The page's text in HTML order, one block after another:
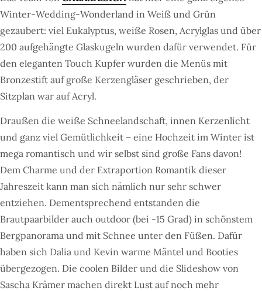
Winter-Wedding-Wonderland in Weiß und Grün
gezaubert: viel Eukalyptus, weiße Rosen, Acrylglas und über
200 aufgehängte Glaskugeln wurden dafür verwendet. Für
den eleganten Touch Kupfer wurden die Menüs mit
Bronzestift auf große Kerzengläser geschrieben, der
Sitzplan war auf Acryl.
Draußen die weiße Schneelandschaft, innen Kerzenlicht
und ganz viel Gemütlichkeit – eine Hochzeit im Winter ist
mega romantisch und wir selbst sind große Fans davon!
Dem Charme und der Extraportion Romantik dieser
Jahreszeit kann man sich nämlich nur sehr schwer
entziehen. Dementsprechend entstanden die
Brautpaarbilder auch outdoor (bei -15 Grad) in schönstem
Bergpanorama und mit Schnee unter den Füßen. Dafür
haben sich Dalia und Kevin warme Mäntel und Booties
übergezogen. Die coolen Bilder und die Slideshow von
Sascha Krämer machen direkt Lust auf noch mehr